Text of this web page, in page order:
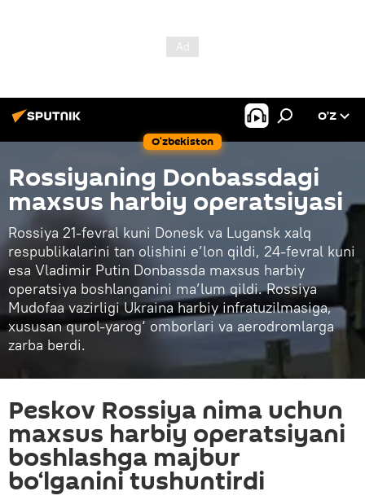
O‘zbekiston
O’Z
Rossiyaning Donbassdagi
maxsus harbiy operatsiyasi
Rossiya 21-fevral kuni Donesk va Lugansk xalq
respublikalarini tan olishini e’lon qildi, 24-fevral kuni
esa Vladimir Putin Donbassda maxsus harbiy
operatsiya boshlanganini ma’lum qildi. Rossiya
Mudofaa vazirligi Ukraina harbiy infratuzilmasiga,
xususan qurol-yarog‘ omborlari va aerodromlarga
zarba berdi.
Peskov Rossiya nima uchun
maxsus harbiy operatsiyani
boshlashga majbur
bo‘lganini tushuntirdi